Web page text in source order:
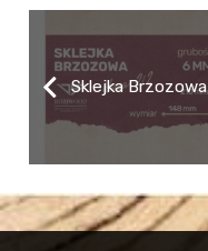
Sklejka Brzozowa